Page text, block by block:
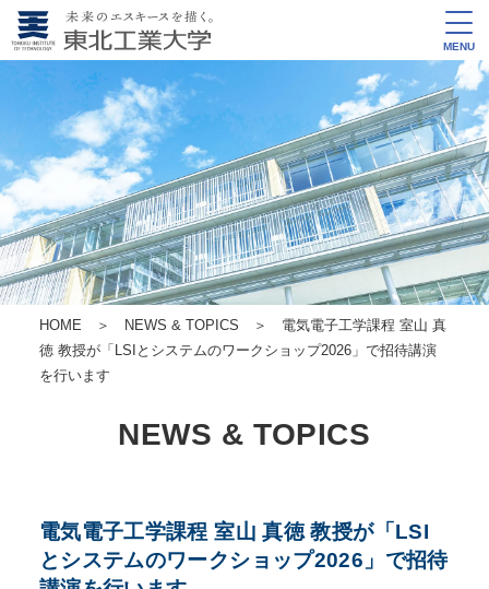
MENU
HOME ＞ NEWS & TOPICS ＞ 電気電子工学課程 室山 真
徳 教授が「LSIとシステムのワークショップ2026」で招待講演
を行います
NEWS & TOPICS
電気電子工学課程 室山 真徳 教授が「LSI
とシステムのワークショップ2026」で招待